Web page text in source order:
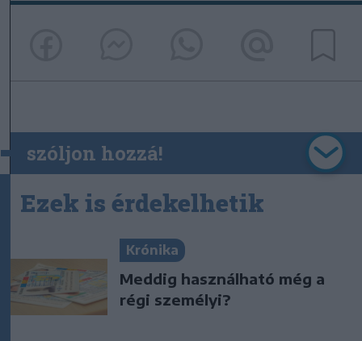
szóljon hozzá!
Ezek is érdekelhetik
Krónika
Meddig használható még a
régi személyi?